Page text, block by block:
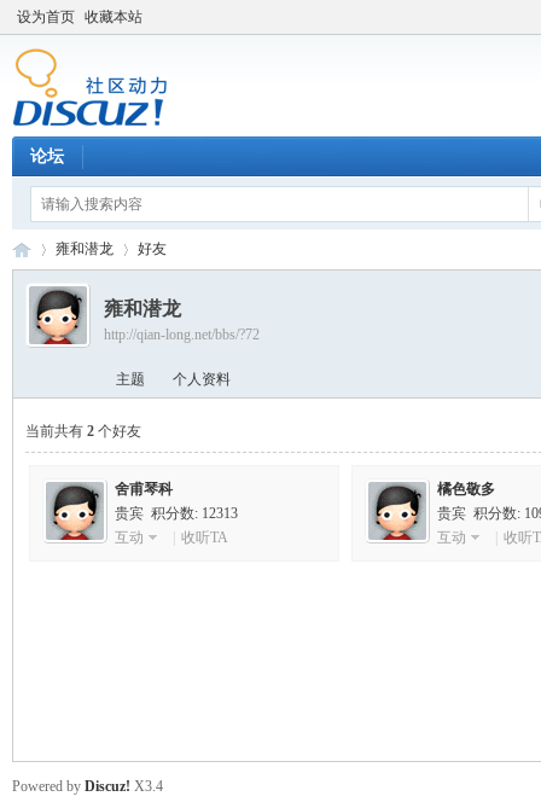
设为首页 收藏本站
论坛
›
雍和潜龙 好友
雍和潜龙
http://qian-long.net/bbs/?72
主题 个人资料
当前共有 2 个好友
舍甫琴科
贵宾 积分数: 12313
互动
收听TA
橘色敬多
贵宾 积分数:
互动
收听
Powered by Discuz! X3.4